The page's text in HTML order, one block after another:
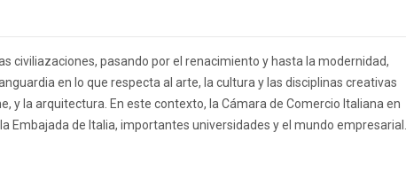
civiliazaciones, pasando por el renacimiento y hasta la modernidad,
en lo que respecta al arte, la cultura y las disciplinas creativas
y la arquitectura. En este contexto, la Cámara de Comercio Italiana en
Embajada de Italia, importantes universidades y el mundo empresarial...